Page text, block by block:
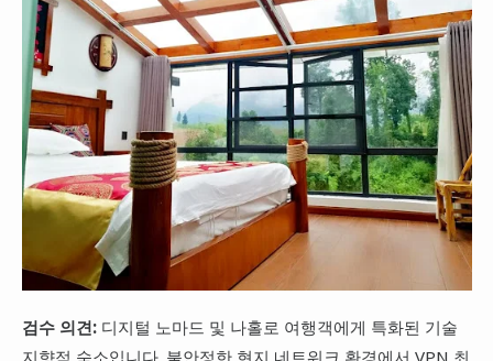
검수 의견:디지털 노마드 및 나홀로 여행객에게 특화된 기술
지향적 숙소입니다. 불안정한 현지 네트워크 환경에서 VPN 최